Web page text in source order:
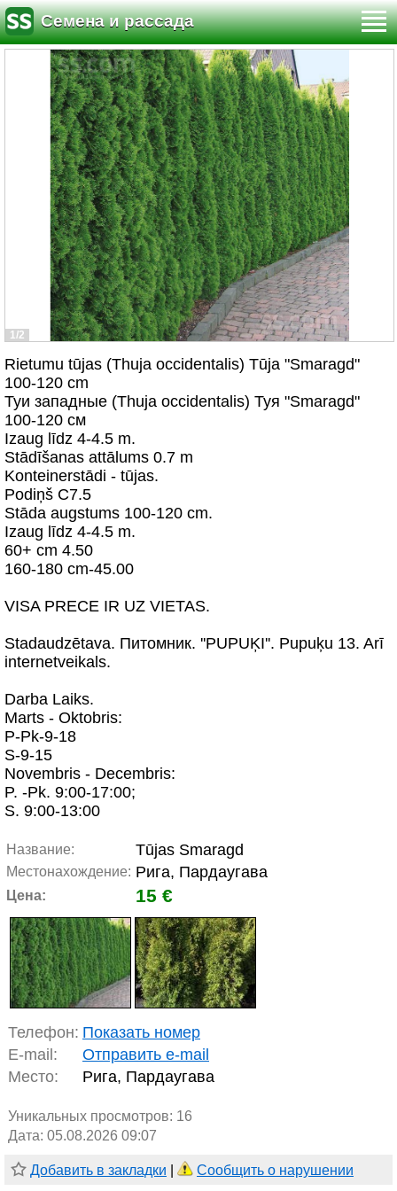
Семена и рассада
1/2
Rietumu tūjas (Thuja occidentalis) Tūja "Smaragd"
100-120 cm
Туи западные (Thuja occidentalis) Туя "Smaragd"
100-120 см
Izaug līdz 4-4.5 m.
Stādīšanas attālums 0.7 m
Konteinerstādi - tūjas.
Podiņš C7.5
Stāda augstums 100-120 cm.
Izaug līdz 4-4.5 m.
60+ cm 4.50
160-180 cm-45.00
VISA PRECE IR UZ VIETAS.
Stadaudzētava. Питомник. ''PUPUĶI''. Pupuķu 13. Arī
internetveikals.
Darba Laiks.
Marts - Oktobris:
P-Pk-9-18
S-9-15
Novembris - Decembris:
P. -Pk. 9:00-17:00;
S. 9:00-13:00
Название: Tūjas Smaragd
Местонахождение: Рига, Пардаугава
Цена: 15 €
Телефон: Показать номер
E-mail:
Отправить e-mail
Место:
Рига, Пардаугава
Уникальных просмотров: 16
Дата: 05.08.2026 09:07
Добавить в закладки Сообщить о нарушении